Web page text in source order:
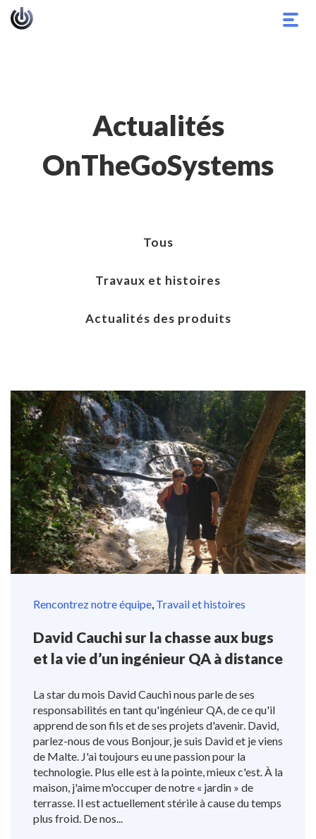
Actualités
OnTheGoSystems
Tous
Travaux et histoires
Actualités des produits
Rencontrez notre équipe, Travail et histoires
David Cauchi sur la chasse aux bugs
et la vie d’un ingénieur QA à distance
La star du mois David Cauchi nous parle de ses
responsabilités en tant qu'ingénieur QA, de ce qu'il
apprend de son fils et de ses projets d'avenir. David,
parlez-nous de vous Bonjour, je suis David et je viens
de Malte. J'ai toujours eu une passion pour la
technologie. Plus elle est à la pointe, mieux c'est. À la
maison, j'aime m'occuper de notre « jardin » de
terrasse. Il est actuellement stérile à cause du temps
plus froid. De nos...